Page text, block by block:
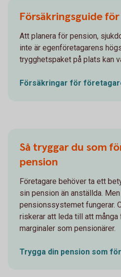
Försäkringsguide
Att planera för pension,
inte är egenföretagarens
trygghetspaket på plats kan
Försäkringar för
Så tryggar du som
pension
Företagare behöver ta ett
sin pension än anställda.
pensionssystemet fungerar.
riskerar att leda till att
marginaler som pensionärer.
Trygga din pension som